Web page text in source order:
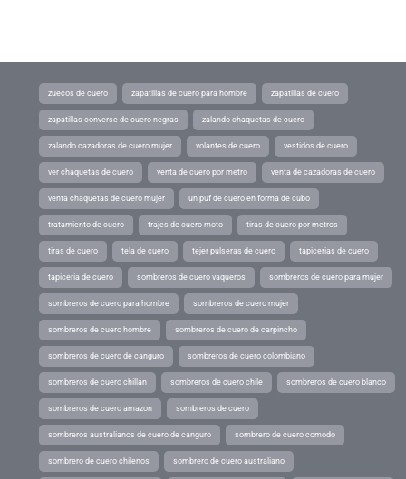
zuecos de cuero zapatillas de cuero para hombre zapatillas de cuero
zapatillas converse de cuero negras zalando chaquetas de cuero
zalando cazadoras de cuero mujer volantes de cuero vestidos de cuero
ver chaquetas de cuero venta de cuero por metro venta de cazadoras de cuero
venta chaquetas de cuero mujer un puf de cuero en forma de cubo
tratamiento de cuero trajes de cuero moto tiras de cuero por metros
tiras de cuero tela de cuero tejer pulseras de cuero tapicerias de cuero
tapicería de cuero sombreros de cuero vaqueros sombreros de cuero para mujer
sombreros de cuero para hombre sombreros de cuero mujer
sombreros de cuero hombre sombreros de cuero de carpincho
sombreros de cuero de canguro sombreros de cuero colombiano
sombreros de cuero chillán sombreros de cuero chile sombreros de cuero blanco
sombreros de cuero amazon sombreros de cuero
sombreros australianos de cuero de canguro sombrero de cuero comodo
sombrero de cuero chilenos sombrero de cuero australiano